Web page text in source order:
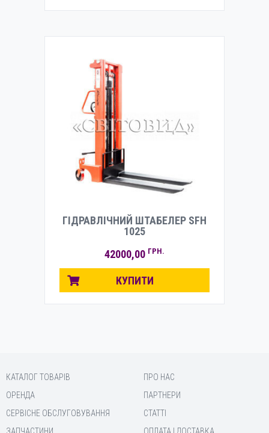
ГІДРАВЛІЧНИЙ ШТАБЕЛЕР SFH
1025
42000,00 ГРН.
КУПИТИ
КАТАЛОГ ТОВАРІВ
ОРЕНДА
СЕРВІСНЕ ОБСЛУГОВУВАННЯ
ПРО НАС
ПАРТНЕРИ
СТАТТІ